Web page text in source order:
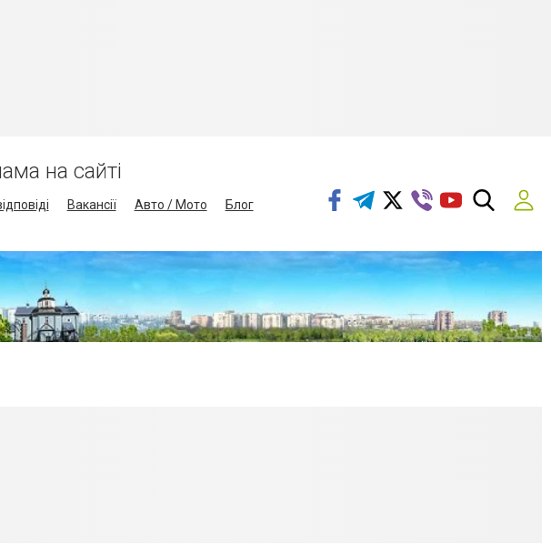
на сайті
Вакансії Авто / Мото
Блог